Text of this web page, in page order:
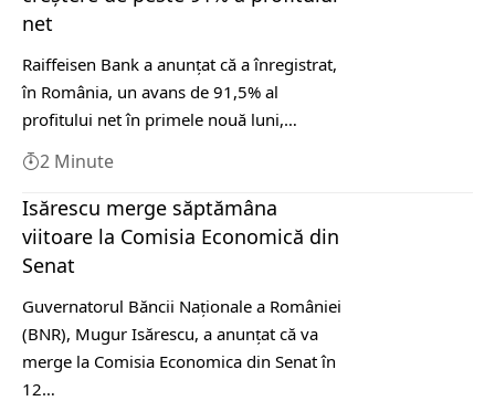
net
Raiffeisen Bank a anunţat că a înregistrat,
în România, un avans de 91,5% al
profitului net în primele nouă luni,…
2 Minute
Isărescu merge săptămâna
viitoare la Comisia Economică din
Senat
Guvernatorul Băncii Naţionale a României
(BNR), Mugur Isărescu, a anunţat că va
merge la Comisia Economica din Senat în
12…